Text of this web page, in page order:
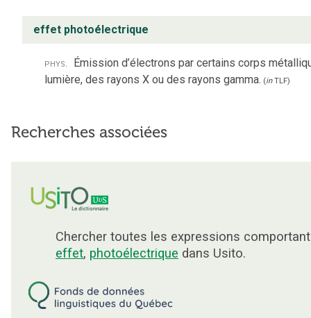
effet photoélectrique
phys. Émission d’électrons par certains corps
lumière, des rayons X ou des rayons gamma. (inTLF)
Recherches associées
Chercher toutes les expressions
effet, photoélectrique dans Usito.